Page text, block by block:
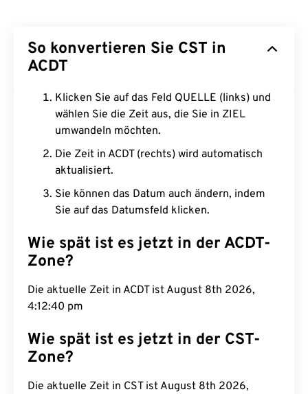
So konvertieren Sie CST in
ACDT
Klicken Sie auf das Feld QUELLE (links) und
wählen Sie die Zeit aus, die Sie in ZIEL
umwandeln möchten.
Die Zeit in ACDT (rechts) wird automatisch
aktualisiert.
Sie können das Datum auch ändern, indem
Sie auf das Datumsfeld klicken.
Wie spät ist es jetzt in der ACDT-
Zone?
Die aktuelle Zeit in ACDT ist August 8th 2026,
4:12:41 pm
Wie spät ist es jetzt in der CST-
Zone?
Die aktuelle Zeit in CST ist August 8th 2026,